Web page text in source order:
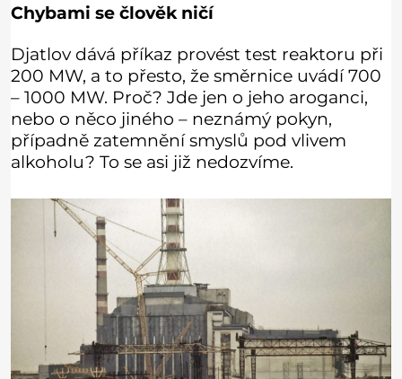
Chybami se člověk ničí
Djatlov dává příkaz provést test reaktoru při
200 MW, a to přesto, že směrnice uvádí 700
– 1000 MW. Proč? Jde jen o jeho aroganci,
nebo o něco jiného – neznámý pokyn,
případně zatemnění smyslů pod vlivem
alkoholu? To se asi již nedozvíme.